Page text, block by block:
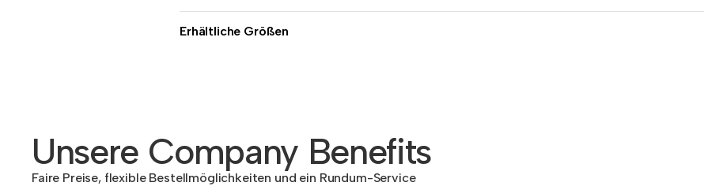
Erhältliche Größen
Unsere Company Benefits
Faire Preise, flexible Bestellmöglichkeiten und ein Rundum-Service